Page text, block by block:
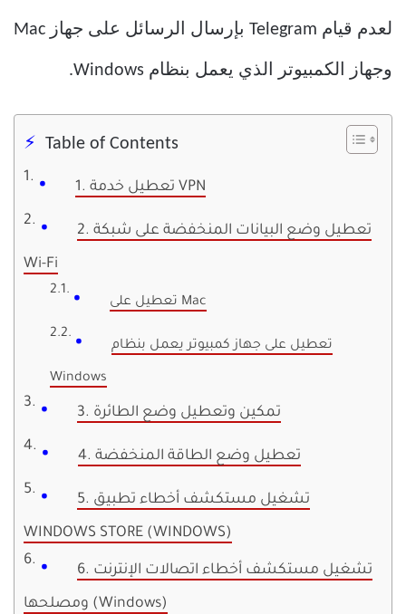
لعدم قيام Telegram بإرسال الرسائل على جهاز Mac
وجهاز الكمبيوتر الذي يعمل بنظام Windows.
Table of Contents
1. تعطيل خدمة VPN
2. تعطيل وضع البيانات المنخفضة على شبكة
Wi-Fi
تعطيل على Mac
تعطيل على جهاز كمبيوتر يعمل بنظام
Windows
3. تمكين وتعطيل وضع الطائرة
4. تعطيل وضع الطاقة المنخفضة
5. تشغيل مستكشف أخطاء تطبيق
WINDOWS STORE (WINDOWS)
6. تشغيل مستكشف أخطاء اتصالات الإنترنت
ومصلحها (Windows)